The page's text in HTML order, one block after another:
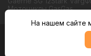
Мотоциклы GasGas
© Moto365, Все права
Политика обратботки
На нашем сайте